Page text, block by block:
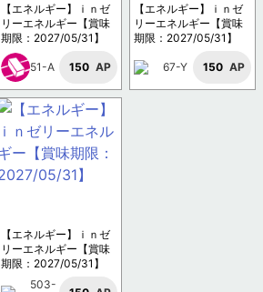
【エネルギー】ｉｎゼ
リーエネルギー【賞味
期限：2027/05/31】
51-A 150 AP
【エネルギー】ｉｎゼ
リーエネルギー【賞味
期限：2027/05/31】
67-Y 150 AP
【エネルギー】ｉｎゼ
リーエネルギー【賞味
期限：2027/05/31】
503-